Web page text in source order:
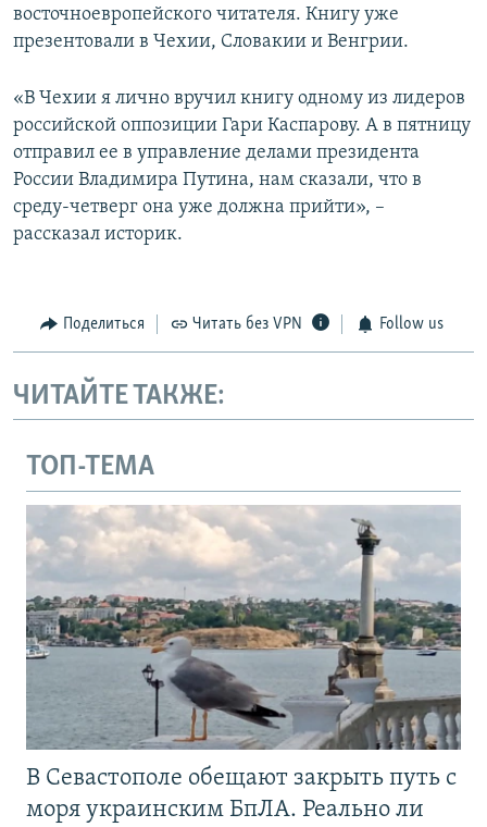
восточноевропейского читателя. Книгу уже
презентовали в Чехии, Словакии и Венгрии.
«В Чехии я лично вручил книгу одному из лидеров
российской оппозиции Гари Каспарову. А в пятницу
отправил ее в управление делами президента
России Владимира Путина, нам сказали, что в
среду-четверг она уже должна прийти», –
рассказал историк.
Поделиться Читать без VPN Follow us
ЧИТАЙТЕ ТАКЖЕ:
ТОП-ТЕМА
В Севастополе обещают закрыть путь с
моря украинским БпЛА. Реально ли